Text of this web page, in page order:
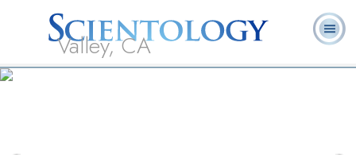
Valley, CA
Acerca de
Nosotros